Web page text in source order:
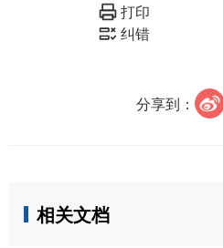
打印
纠错
分享到：
相关文档